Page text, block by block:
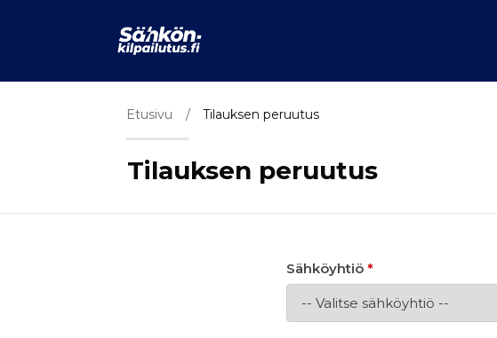
Etusivu / Tilauksen peruutus
Tilauksen peruutus
Sähköyhtiö *